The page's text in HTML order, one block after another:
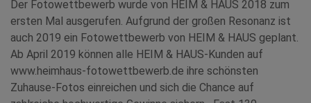
Der Fotowettbewerb wurde von HEIM & HAUS 2018 zum
ersten Mal ausgerufen. Aufgrund der großen Resonanz ist
auch 2019 ein Fotowettbewerb von HEIM & HAUS geplant.
Ab April 2019 können alle HEIM & HAUS-Kunden auf
www.heimhaus-fotowettbewerb.de ihre schönsten
Zuhause-Fotos einreichen und sich die Chance auf